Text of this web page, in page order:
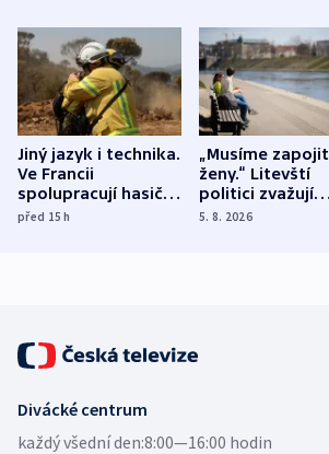
Jiný jazyk i technika.
Ve Francii
spolupracují hasiči z
různých zemí
před 15h
„Musíme zapojit
ženy.“ Litevští
politici zvažují
dohodu o
5. 8. 2026
Divácké centrum
každý všední den:8:00—16:00 hodin